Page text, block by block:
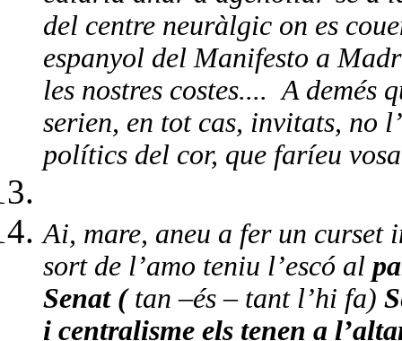
del centre neuràlgic on es
espanyol del Manifesto a
les nostres costes.... A demés
serien, en tot cas, invitats, no
polítics del cor, que faríeu
Ai, mare, aneu a fer un curset
sort de l’amo teniu l’escó al
Senat ( tan –és – tant l’hi fa)
i centralisme els tenen a